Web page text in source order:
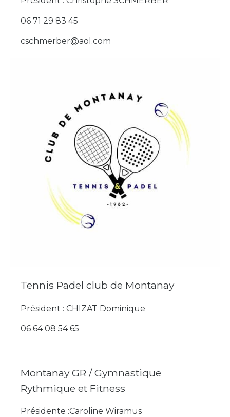
06 71 29 83 45
cschmerber@aol.com
Tennis Padel club de Montanay
Président : CHIZAT Dominique
06 64 08 54 65
Montanay GR / Gymnastique
Rythmique et Fitness
Présidente :Caroline Wiramus